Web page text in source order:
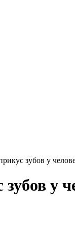
зубов у
у